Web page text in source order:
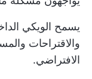
يسمح الويكي
والاقتراحات
الافتراضي.